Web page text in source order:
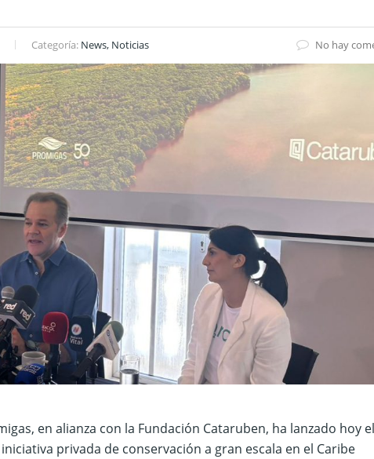
Categoría: News, Noticias No hay
en alianza con la Fundación Cataruben, ha lanzado hoy el
privada de conservación a gran escala en el Caribe